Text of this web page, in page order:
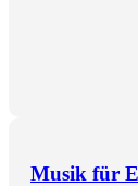
Musik für